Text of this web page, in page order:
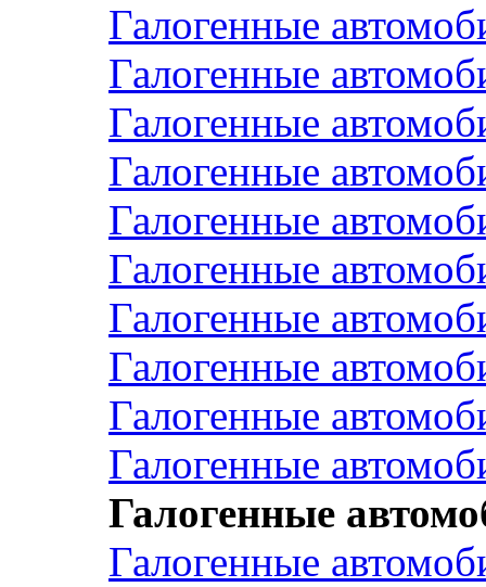
Галогенные
Галогенные
Галогенные
Галогенные
Галогенные
Галогенные
Галогенные
Галогенные
Галогенные
Галогенные
Галогенные
Галогенные